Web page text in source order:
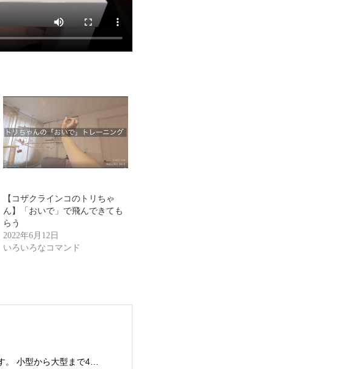
【コザクラインコのトリちゃ
ん】「おいで」で飛んできても
らう
2022年6月12日
いろいろなコマンド